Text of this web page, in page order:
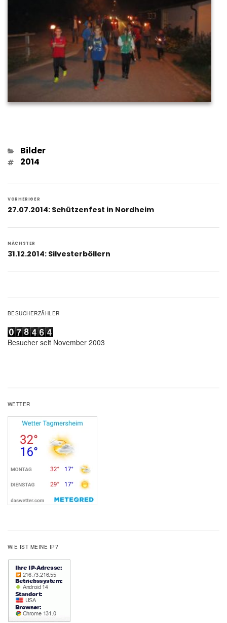
Kategorien
Bilder
Schlagwörter
2014
VORHERIGER
Vorheriger
27.07.2014: Schützenfest in Nordheim
NÄCHSTER
Nächster
31.12.2014: Silvesterböllern
BESUCHERZÄHLER
Besucher seit November 2003
WETTER
WIE IST MEINE IP?